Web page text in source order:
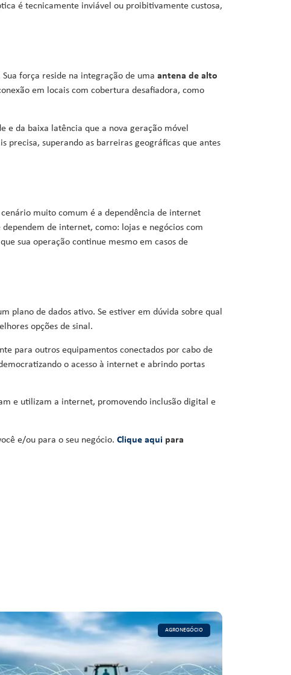
é tecnicamente inviável ou proibitivamente custosa,
força reside na integração de uma antena de alto
em locais com cobertura desafiadora, como
e da baixa latência que a nova geração móvel
precisa, superando as barreiras geográficas que antes
cenário muito comum é a dependência de internet
dependem de internet, como: lojas e negócios com
sua operação continue mesmo em casos de
plano de dados ativo. Se estiver em dúvida sobre qual
opções de sinal.
para outros equipamentos conectados por cabo de
o acesso à internet e abrindo portas
e utilizam a internet, promovendo inclusão digital e
e/ou para o seu negócio. Clique aqui para
AGRONEGÓCIO